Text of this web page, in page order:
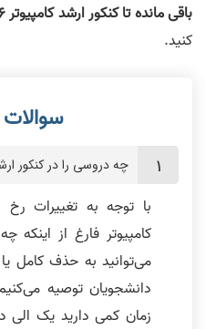
باقی مانده تا کنکور ارشد کامپیوتر 1406
کنید.
چه دروسی را در کنکور
با توجه به تغییرات
کامپیوتر فارغ از
می‌توانید به حذف کامل
دانشجویان توصیه
زمان کمی دارید یک الی